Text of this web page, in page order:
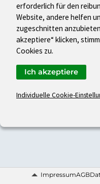
ImpressumAGB
erforderlich für den
Website, andere helfen
zugeschnitten
akzeptiere“ klicken,
Cookies zu.
Individuelle Cookie-
Ich akzeptiere